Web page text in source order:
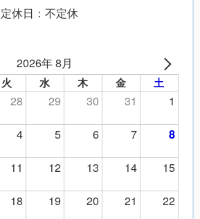
定休日：不定休
2026年 8月
火 水 木 金 土
28 29 30 31
1
4 5 6 7 8
11 12 13 14
15
18 19 20 21
22